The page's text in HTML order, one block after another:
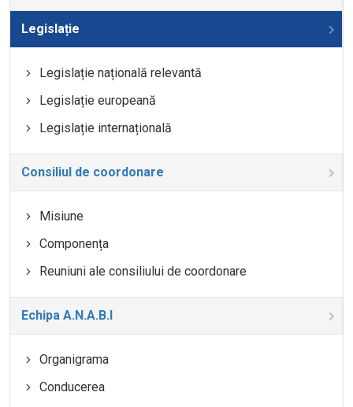
Legislație
Legislație națională relevantă
Legislație europeană
Legislație internațională
Consiliul de coordonare
Misiune
Componența
Reuniuni ale consiliului de coordonare
Echipa A.N.A.B.I
Organigrama
Conducerea